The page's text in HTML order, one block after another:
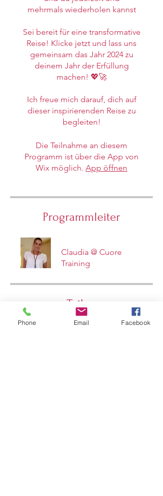
mehrmals wiederholen kannst
Sei bereit für eine transformative
Reise! Klicke jetzt und lass uns
gemeinsam das Jahr 2024 zu
deinem Jahr der Erfüllung
machen! 💖🚀
Ich freue mich darauf, dich auf
dieser inspirierenden Reise zu
begleiten!
Die Teilnahme an diesem
Programm ist über die App von
Wix möglich. App öffnen
Programmleiter
Claudia @ Cuore
Training
Teilen
Phone Email Facebook